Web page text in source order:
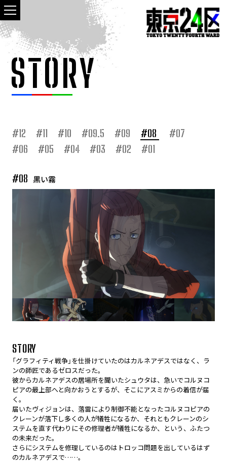
STORY
#12 #11 #10 #09.5 #09 #08
#07
#06
#05 #04 #03 #02 #01
#08 黒い霧
STORY
「グラフィティ戦争」を仕掛けていたのはカルネアデスではなく、ラ
ンの師匠であるゼロスだった。
彼からカルネアデスの居場所を聞いたシュウタは、急いでコルヌコ
ピアの最上部へと向かおうとするが、そこにアスミからの着信が届
く。
届いたヴィジョンは、落雷により制御不能となったコルヌコピアの
クレーンが落下し多くの人が犠牲になるか、それともクレーンのシ
ステムを直す代わりにその修理者が犠牲になるか、という、ふたつ
の未来だった。
さらにシステムを修理しているのはトロッコ問題を出しているはず
のカルネアデスで……。